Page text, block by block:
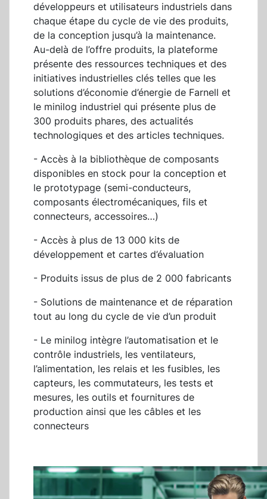
développeurs et utilisateurs industriels dans
chaque étape du cycle de vie des produits,
de la conception jusqu’à la maintenance.
Au-delà de l’offre produits, la plateforme
présente des ressources techniques et des
initiatives industrielles clés telles que les
solutions d’économie d’énergie de Farnell et
le minilog industriel qui présente plus de
300 produits phares, des actualités
technologiques et des articles techniques.
- Accès à la bibliothèque de composants
disponibles en stock pour la conception et
le prototypage (semi-conducteurs,
composants électromécaniques, fils et
connecteurs, accessoires…)
- Accès à plus de 13 000 kits de
développement et cartes d’évaluation
- Produits issus de plus de 2 000 fabricants
- Solutions de maintenance et de réparation
tout au long du cycle de vie d’un produit
- Le minilog intègre l’automatisation et le
contrôle industriels, les ventilateurs,
l’alimentation, les relais et les fusibles, les
capteurs, les commutateurs, les tests et
mesures, les outils et fournitures de
production ainsi que les câbles et les
connecteurs